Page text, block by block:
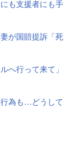
も支援者にも手
が国賠提訴「死
へ行って来て」
行為も…どうして